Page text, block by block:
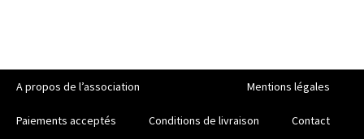
A propos de l’association Mentions légales
Paiements acceptés Conditions de livraison Contact